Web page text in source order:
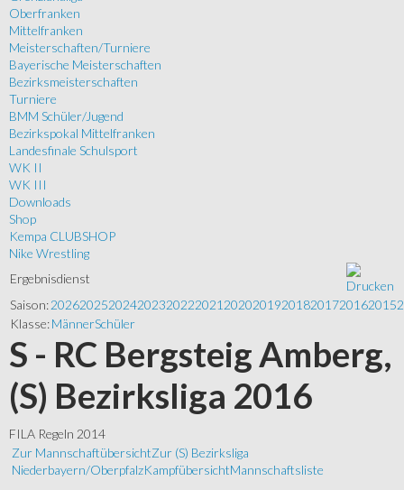
Oberfranken
Mittelfranken
Meisterschaften/Turniere
Bayerische Meisterschaften
Bezirksmeisterschaften
Turniere
BMM Schüler/Jugend
Bezirkspokal Mittelfranken
Landesfinale Schulsport
WK II
WK III
Downloads
Shop
Kempa CLUBSHOP
Nike Wrestling
Ergebnisdienst
Saison:202620252024202320222021 202020192018201720162015
Klasse:MännerSchüler
S - RC Bergsteig Amberg,
(S) Bezirksliga 2016
FILA Regeln 2014
Zur MannschaftübersichtZur (S) Bezirksliga
Niederbayern/OberpfalzKampfübersichtMannschaftsliste